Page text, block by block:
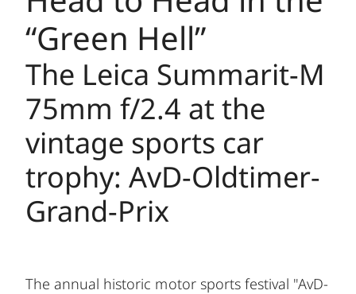
“Green Hell”
The Leica Summarit-M
75mm f/2.4 at the
vintage sports car
trophy: AvD-Oldtimer-
Grand-Prix
The annual historic motor sports festival "AvD-